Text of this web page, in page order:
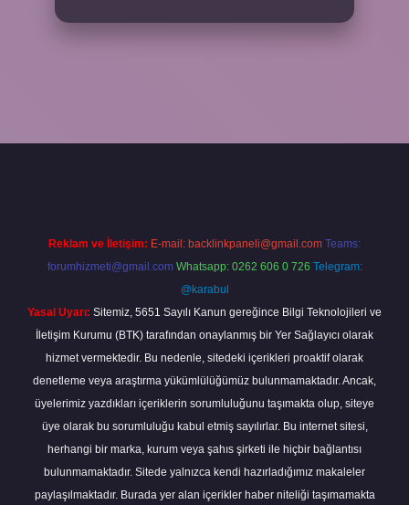
Reklam ve İletişim: E-mail: backlinkpaneli@gmail.com Teams:
forumhizmeti@gmail.com Whatsapp: 0262 606 0 726 Telegram:
@karabul
Yasal Uyarı: Sitemiz, 5651 Sayılı Kanun gereğince Bilgi Teknolojileri ve
İletişim Kurumu (BTK) tarafından onaylanmış bir Yer Sağlayıcı olarak
hizmet vermektedir. Bu nedenle, sitedeki içerikleri proaktif olarak
denetleme veya araştırma yükümlülüğümüz bulunmamaktadır. Ancak,
üyelerimiz yazdıkları içeriklerin sorumluluğunu taşımakta olup, siteye
üye olarak bu sorumluluğu kabul etmiş sayılırlar. Bu internet sitesi,
herhangi bir marka, kurum veya şahıs şirketi ile hiçbir bağlantısı
bulunmamaktadır. Sitede yalnızca kendi hazırladığımız makaleler
paylaşılmaktadır. Burada yer alan içerikler haber niteliği taşımamakta